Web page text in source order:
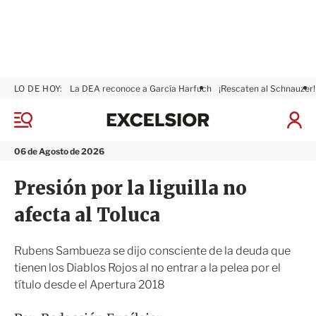
M
n
06 de Agosto de 2026
LO DE HOY: La DEA reconoce a García Harfuch ¡Rescaten al Schnauzer!
I
x
i
Presión por la liguilla no
afecta al Toluca
Rubens Sambueza se dijo consciente de la deuda que
tienen los Diablos Rojos al no entrar a la pelea por el
título desde el Apertura 2018